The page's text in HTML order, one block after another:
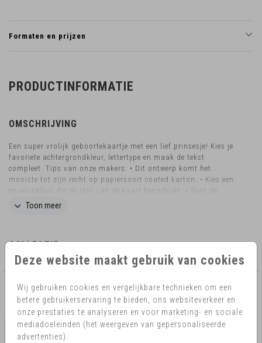
Deze website maakt gebruik van cookies
Wij gebruiken cookies en vergelijkbare technieken om een
betere gebruikerservaring te bieden, ons websiteverkeer en
onze prestaties te analyseren en voor marketing- en sociale
mediadoeleinden (het weergeven van gepersonaliseerde
advertenties).
Formaten en prijzen
PRODUCTINFORMATIE
OMSCHRIJVING
Een super vrolijk geboortekaartje met een lief prinsesje! Kies je
favoriete achtergrondkleur, lettertype en maak de tekst
compleet. Tips van onze makers: • Dit ontwerp komt het
mooiste tot zijn recht op papiersoort coated karton. • Kies een
envelopkleur die de stijl van de kaart benadrukt. • Sluit de
envelop met een bijpassende sluitzegel. Wil je dit design in een
Toon meer
COLLECTIE
AANBEVOLEN